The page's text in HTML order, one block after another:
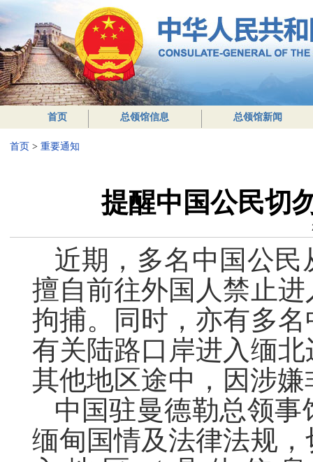
首页 总领馆信息 总领馆新闻
首页 > 重要通知
提醒中国公民切
近期，多名中国公
擅自前往外国人禁止
拘捕。同时，亦有多
有关陆路口岸进入缅
其他地区途中，因涉
中国驻曼德勒总领
缅甸国情及法律法规